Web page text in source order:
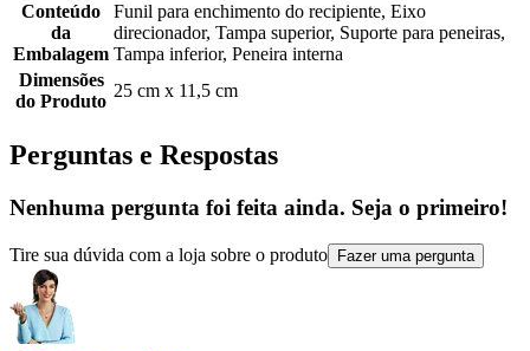
Conteúdo
da
Embalagem
Funil para enchimento do recipiente, Eixo
direcionador, Tampa superior, Suporte para peneiras,
Tampa inferior, Peneira interna
Dimensões
do Produto
25 cm x 11,5 cm
Perguntas e Respostas
Nenhuma pergunta foi feita ainda. Seja o primeiro!
Tire sua dúvida com a loja sobre o produto Fazer uma pergunta